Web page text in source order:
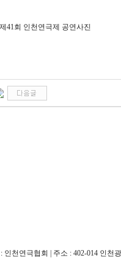
제41회 인천연극제 공연사진
인천연극협회 | 주소 : 402-014 인천